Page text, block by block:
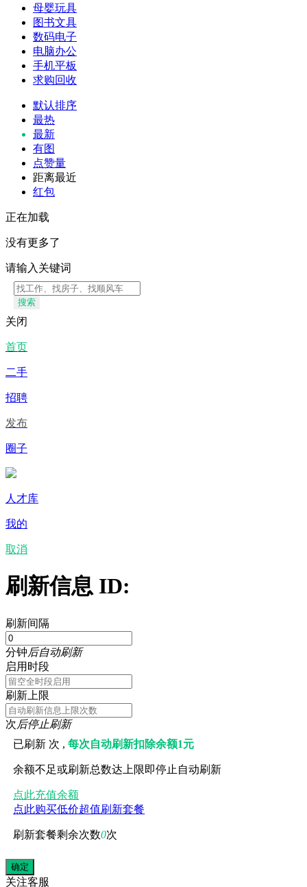
母婴玩具
图书文具
数码电子
电脑办公
手机平板
求购回收
默认排序
最热
最新
有图
点赞量
距离最近
红包
正在加载
没有更多了
请输入关键词
搜索
关闭
首页
二手
招聘
发布
圈子
人才库
我的
取消
刷新信息 ID:
刷新间隔
分钟后自动刷新
启用时段
刷新上限
次后停止刷新
已刷新 次 ,每次自动刷新扣除余额1元
余额不足或刷新总数达上限即停止自动刷新
点此充值余额
点此购买低价超值刷新套餐
刷新套餐剩余次数0次
关注客服